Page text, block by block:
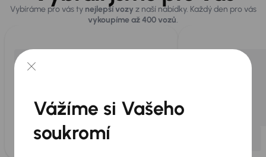
Vybíráme pro vás ty nejlepší vozy z naší nabídky. Každý den pro vás
vykoupíme až 400 vozů.
Vážíme si Vašeho
soukromí